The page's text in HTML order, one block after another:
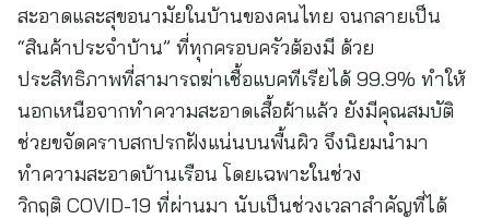
สะอาดและสุขอนามัยในบ้านของคนไทย จนกลายเป็น
“สินค้าประจำบ้าน” ที่ทุกครอบครัวต้องมี ด้วย
ประสิทธิภาพที่สามารถฆ่าเชื้อแบคทีเรียได้ 99.9% ทำให้
นอกเหนือจากทำความสะอาดเสื้อผ้าแล้ว ยังมีคุณสมบัติ
ช่วยขจัดคราบสกปรกฝังแน่นบนพื้นผิว จึงนิยมนำมา
ทำความสะอาดบ้านเรือน โดยเฉพาะในช่วง
วิกฤติ COVID-19 ที่ผ่านมา นับเป็นช่วงเวลาสำคัญที่ได้